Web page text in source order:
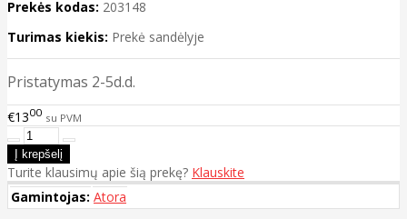
Prekės kodas: 203148
Turimas kiekis: Prekė sandėlyje
Pristatymas 2-5d.d.
€1300 su PVM
Turite klausimų apie šią prekę? Klauskite
Gamintojas: Atora